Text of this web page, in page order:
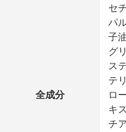
全成分
セ
パ
子
グ
ス
テ
ロ
キ
チ